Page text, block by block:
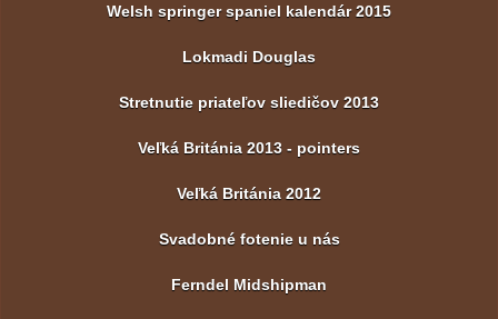
Welsh springer spaniel kalendár 2015
Lokmadi Douglas
Stretnutie priateľov sliedičov 2013
Veľká Británia 2013 - pointers
Veľká Británia 2012
Svadobné fotenie u nás
Ferndel Midshipman